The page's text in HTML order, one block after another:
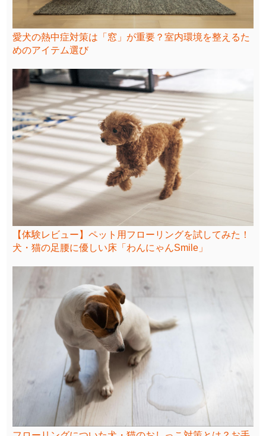
愛犬の熱中症対策は「窓」が重要？室内環境を整えるた
めのアイテム選び
【体験レビュー】ペット用フローリングを試してみた！
犬・猫の足腰に優しい床「わんにゃんSmile」